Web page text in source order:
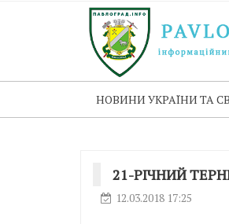
НОВИНИ УКРАЇНИ ТА
21-РІЧНИЙ
12.03.2018 17:25